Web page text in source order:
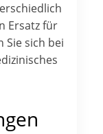
Ersatz für
Sie sich bei